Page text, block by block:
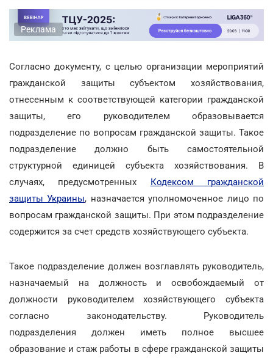
Реклама
Согласно документу, с целью организации мероприятий
гражданской защиты субъектом хозяйствования,
отнесенным к соответствующей категории гражданской
защиты, его руководителем образовывается
подразделение по вопросам гражданской защиты. Такое
подразделение должно быть самостоятельной
структурной единицей субъекта хозяйствования. В
случаях, предусмотренных Кодексом гражданской
защиты Украины, назначается уполномоченное лицо по
вопросам гражданской защиты. При этом подразделение
содержится за счет средств хозяйствующего субъекта.
Такое подразделение должен возглавлять руководитель,
назначаемый на должность и освобождаемый от
должности руководителем хозяйствующего субъекта
согласно законодательству. Руководитель
подразделения должен иметь полное высшее
образование и стаж работы в сфере гражданской защиты